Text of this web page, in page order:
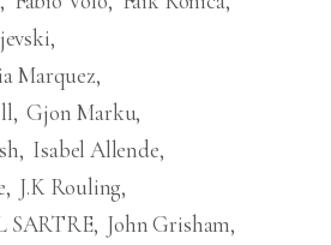
Marquez
Gjon Marku
Isabel Allende
J.K Rouling
SARTRE John Grisham